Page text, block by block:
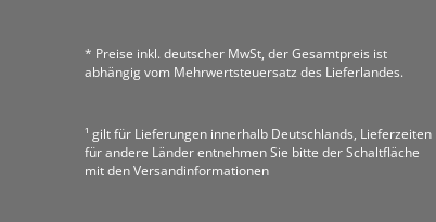
* Preise inkl. deutscher MwSt, der Gesamtpreis ist
abhängig vom Mehrwertsteuersatz des Lieferlandes.
¹ gilt für Lieferungen innerhalb Deutschlands, Lieferzeiten
für andere Länder entnehmen Sie bitte der Schaltfläche
mit den Versandinformationen